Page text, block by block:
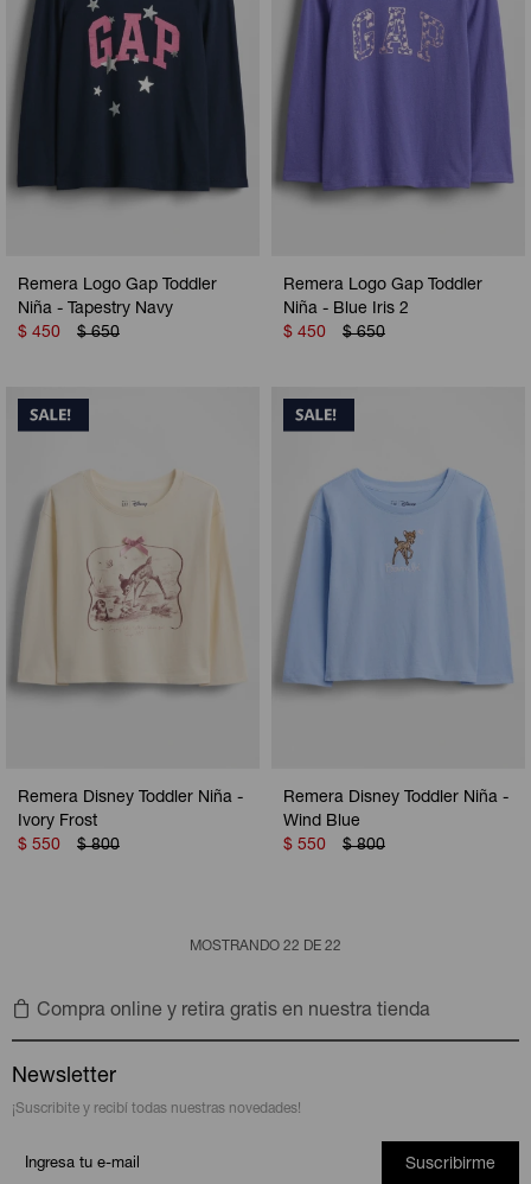
Remera Logo Gap Toddler
Niña - Tapestry Navy
$ 450 $ 650
Remera Logo Gap Toddler
Niña - Blue Iris 2
$ 450 $ 650
Remera Disney Toddler Niña -
Ivory Frost
$ 550 $ 800
Remera Disney Toddler Niña -
Wind Blue
$ 550 $ 800
MOSTRANDO 22 DE 22
Compra online y retira gratis en nuestra tienda
Newsletter
¡Suscribite y recibí todas nuestras novedades!
Suscribirme